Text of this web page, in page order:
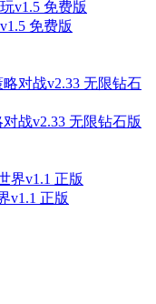
免费版
战v2.33 无限钻石版
v1.1 正版